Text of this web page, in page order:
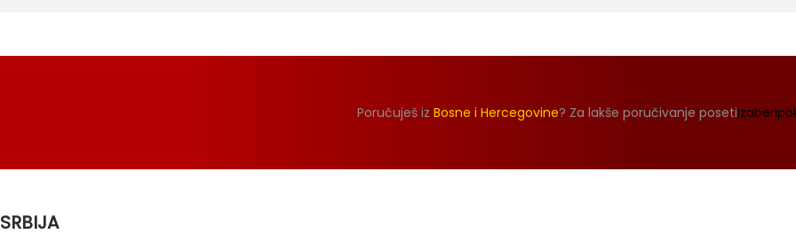
Poručuješ iz Bosne i Hercegovine? Za lakše poručivanje poseti
SRBIJA